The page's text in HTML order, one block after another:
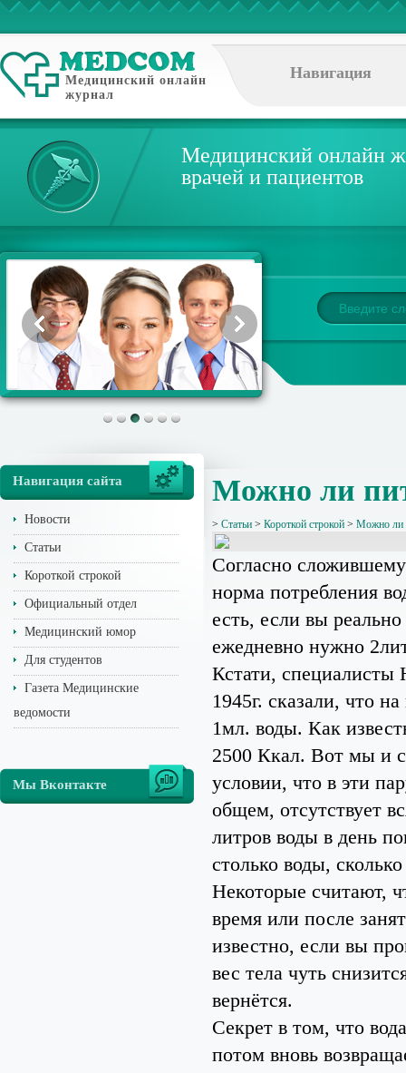
Медицинский онлайн
журнал
Навигация
Медицинский онлайн
врачей и пациентов
Навигация сайта
Новости
Статьи
Короткой строкой
Официальный отдел
Медицинский юмор
Для студентов
Газета Медицинские
ведомости
Мы Вконтакте
Можно ли
> Статьи > Короткой строкой > Можно ли
Согласно
норма потребления
есть, если вы
ежедневно нужно
Кстати, специалисты
1945г. сказали, что
1мл. воды. Как
2500 Ккал. Вот мы и
условии, что в эти
общем, отсутствует
литров воды в день
столько воды,
Некоторые считают,
время или после
известно, если вы
вес тела чуть
вернётся.
Секрет в том, что
потом вновь